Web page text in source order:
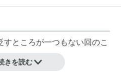
ところが一つもない回のこ
きを読む